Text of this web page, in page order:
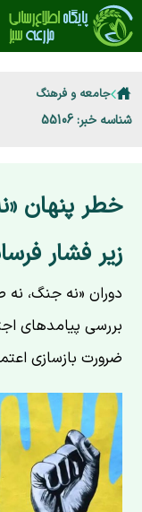
جامعه و فرهنگ
شناسه خبر: 55106
خطر پنهان
زیر فشار
دوران «نه جنگ،
بررسی پیامدهای
ضرورت بازسازی